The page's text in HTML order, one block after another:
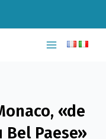
Main
«de
Paese»